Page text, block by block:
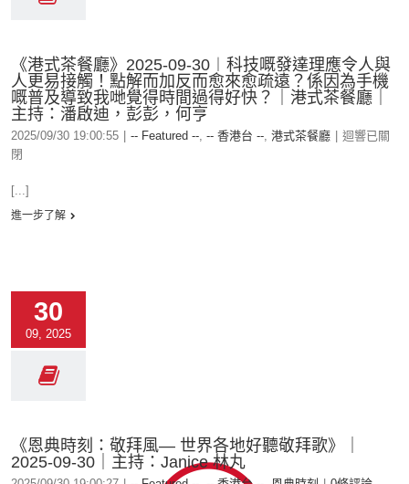
《港式茶餐廳》2025-09-30︱科技嘅發達理應令人與
人更易接觸！點解而加反而愈來愈疏遠？係因為手機
嘅普及導致我哋覺得時間過得好快？｜港式茶餐廳｜
主持：潘啟迪，彭彭，何亨
2025/09/30 19:00:55 -- Featured --, -- 香港台 --, 港式茶餐廳
迴響已關
閉
[...]
進一步了解
30
09, 2025
《恩典時刻：敬拜風— 世界各地好聽敬拜歌》｜
2025-09-30｜主持：Janice 林丸